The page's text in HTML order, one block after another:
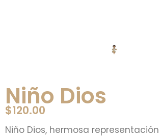
Niño Dios
$120.00
Niño Dios, hermosa